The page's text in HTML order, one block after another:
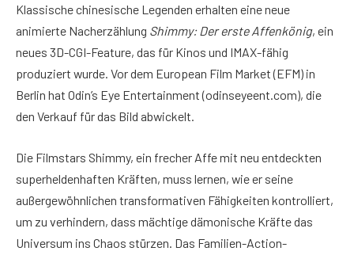
Klassische chinesische Legenden erhalten eine neue
animierte Nacherzählung Shimmy: Der erste Affenkönig, ein
neues 3D-CGI-Feature, das für Kinos und IMAX-fähig
produziert wurde. Vor dem European Film Market (EFM) in
Berlin hat Odin’s Eye Entertainment (odinseyeent.com), die
den Verkauf für das Bild abwickelt.
Die Filmstars Shimmy, ein frecher Affe mit neu entdeckten
superheldenhaften Kräften, muss lernen, wie er seine
außergewöhnlichen transformativen Fähigkeiten kontrolliert,
um zu verhindern, dass mächtige dämonische Kräfte das
Universum ins Chaos stürzen. Das Familien-Action-